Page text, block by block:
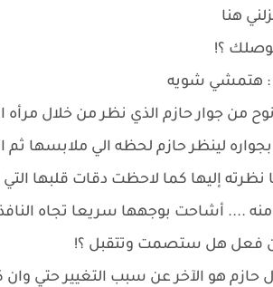
هنا
؟!
: هتمشي شويه
من جوار حازم الذي نظر من خلال مرأه
لينظر حازم لحظه الي ملابسها ثم
إليها كما لاحظت دقات قلبها
.... أشاحت بوجهها سريعا تجاه
أن فعل هل ستصمت وتتقبل ؟!
حازم هو الآخر عن سبب التغيير حتي